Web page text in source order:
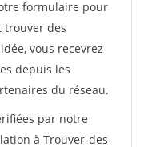
formulaire pour
trouver des
vous recevrez
depuis les
du réseau.
par notre
à Trouver-des-